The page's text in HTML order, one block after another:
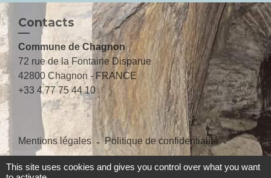
Contacts
Commune de Chagnon
72 rue de la Fontaine Disparue
42800 Chagnon - FRANCE
+33 4 77 75 44 10
Mentions légales - Politique de confidentialité -
Accessibilité - Plan du site - Gestion des cookies
This site uses cookies and gives you control over what you want